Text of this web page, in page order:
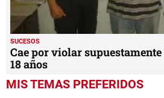
SUCESOS
Cae por violar supuestamente
18 años
MIS TEMAS PREFERIDOS